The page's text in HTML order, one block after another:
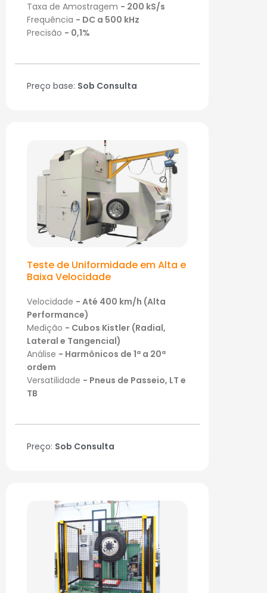
Taxa de Amostragem - 200 kS/s
Frequência - DC a 500 kHz
Precisão - 0,1%
Preço base: Sob Consulta
Teste de Uniformidade em Alta e
Baixa Velocidade
Velocidade - Até 400 km/h (Alta
Performance)
Medição - Cubos Kistler (Radial,
Lateral e Tangencial)
Análise - Harmônicos de 1ª a 20ª
ordem
Versatilidade - Pneus de Passeio, LT e
TB
Preço: Sob Consulta